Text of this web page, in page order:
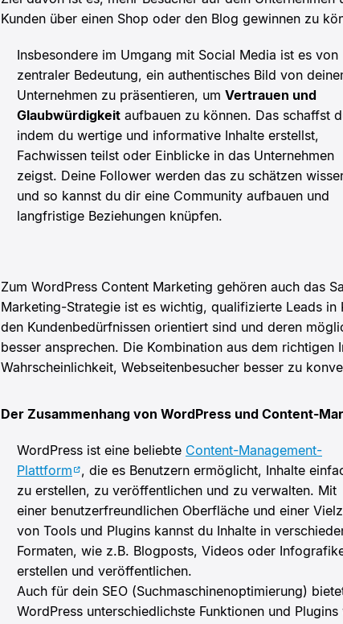
Kunden über einen Shop oder den Blog gewinnen zu
Insbesondere im Umgang mit Social Media ist es von
zentraler Bedeutung, ein authentisches Bild von
Unternehmen zu präsentieren, um Vertrauen und
Glaubwürdigkeit aufbauen zu können. Das schaffst
indem du wertige und informative Inhalte erstellst,
Fachwissen teilst oder Einblicke in das Unternehmen
zeigst. Deine Follower werden das zu schätzen
und so kannst du dir eine Community aufbauen und
langfristige Beziehungen knüpfen.
Zum WordPress Content Marketing gehören auch das
Marketing-Strategie ist es wichtig, qualifizierte Leads
den Kundenbedürfnissen orientiert sind und deren
besser ansprechen. Die Kombination aus dem
Wahrscheinlichkeit, Webseitenbesucher besser zu
Der Zusammenhang von WordPress und Content-
WordPress ist eine beliebte Content-Management-
Plattform
, die es Benutzern ermöglicht, Inhalte
zu erstellen, zu veröffentlichen und zu verwalten. Mit
einer benutzerfreundlichen Oberfläche und einer
von Tools und Plugins kannst du Inhalte in
Formaten, wie z.B. Blogposts, Videos oder
erstellen und veröffentlichen.
Auch für dein SEO (Suchmaschinenoptimierung)
WordPress unterschiedlichste Funktionen und Plugins